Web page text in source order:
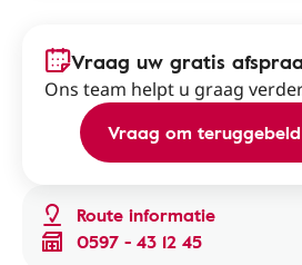
Route informatie
0597 - 43 12 45
Vraag uw gratis
Ons team helpt u graag
Vraag om